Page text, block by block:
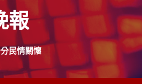
報
民情關懷